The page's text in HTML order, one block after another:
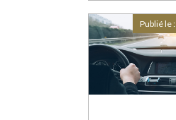
agir
Publié le :